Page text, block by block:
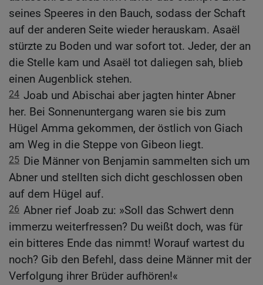
seines Speeres in den Bauch, sodass der Schaft
auf der anderen Seite wieder herauskam. Asaël
stürzte zu Boden und war sofort tot. Jeder, der an
die Stelle kam und Asaël tot daliegen sah, blieb
einen Augenblick stehen.
24 Joab und Abischai aber jagten hinter Abner
her. Bei Sonnenuntergang waren sie bis zum
Hügel Amma gekommen, der östlich von Giach
am Weg in die Steppe von Gibeon liegt.
25 Die Männer von Benjamin sammelten sich um
Abner und stellten sich dicht geschlossen oben
auf dem Hügel auf.
26 Abner rief Joab zu: »Soll das Schwert denn
immerzu weiterfressen? Du weißt doch, was für
ein bitteres Ende das nimmt! Worauf wartest du
noch? Gib den Befehl, dass deine Männer mit der
Verfolgung ihrer Brüder aufhören!«